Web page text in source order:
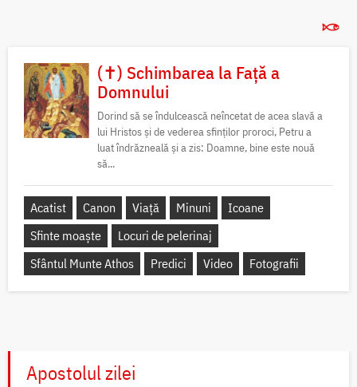
(✝) Schimbarea la Față a
Domnului
Dorind să se îndulcească neîncetat de acea slavă a
lui Hristos și de vederea sfinților proroci, Petru a
luat îndrăzneală și a zis: Doamne, bine este nouă
să...
Acatist Canon Viață Minuni
Icoane
Sfinte moaște
Locuri de pelerinaj
Sfântul Munte Athos
Predici Video Fotografii
Apostolul zilei